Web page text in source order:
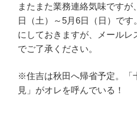
またまた業務連絡気味です
日（土）～5月6日（日）で
にしておきますが、メール
でご了承ください。
※住吉は秋田へ帰省予定。「
見」がオレを呼んでいる！